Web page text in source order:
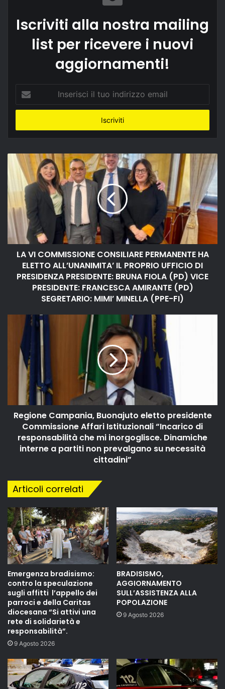
Iscriviti alla nostra mailing
list per ricevere i nuovi
aggiornamenti!
tuo
email
LA VI COMMISSIONE CONSILIARE PERMANENTE HA
ELETTO ALL’UNANIMITA’ IL PROPRIO UFFICIO DI
PRESIDENZA PRESIDENTE: BRUNA FIOLA (PD) VICE
PRESIDENTE: FRANCESCA AMIRANTE (PD)
SEGRETARIO: MIMI’ MINELLA (PPE-FI)
Regione Campania, Buonajuto eletto presidente
Commissione Affari Istituzionali “Incarico di
responsabilità che mi inorgoglisce. Dinamiche
interne a partiti non prevalgano su necessità
cittadini”
Articoli correlati
Emergenza bradisismo:
contro la speculazione
sugli affitti l’appello dei
parroci e della Caritas
diocesana “Si attivi una
rete di solidarietà e
responsabilità”.
9 Agosto 2026
BRADISISMO,
AGGIORNAMENTO
SULL’ASSISTENZA ALLA
POPOLAZIONE
9 Agosto 2026